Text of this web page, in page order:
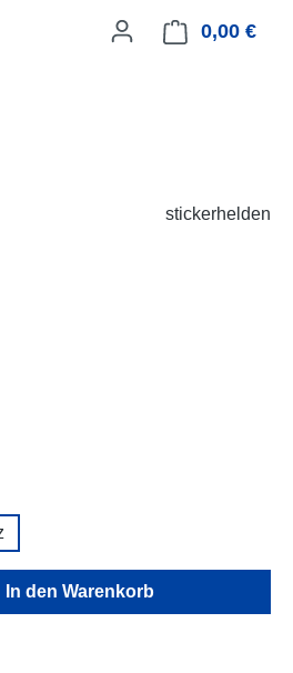
0,00 €
stickerhelden
Wert ein
In den Warenkorb